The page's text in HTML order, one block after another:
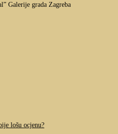
Galerije grada Zagreba